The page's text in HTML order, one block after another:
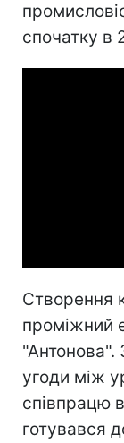
спочатку в
Створення
проміжний
"Антонова".
угоди між
співпрацю
готувався